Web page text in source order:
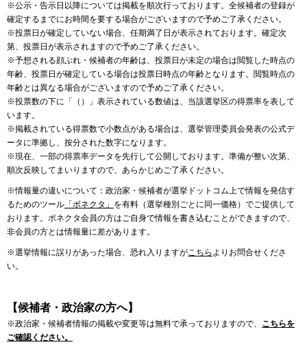
※公示・告示日以降については掲載を順次行っております。全候補者の登録が
確定するまでにお時間を要する場合がございますので予めご了承ください。
※投票日が確定していない場合、任期満了日が表示されております。確定次
第、投票日が表示されますので予めご了承ください。
※予想される顔ぶれ・候補者の年齢は、投票日が未定の場合は閲覧した時点の
年齢、投票日が確定している場合は投票日時点の年齢となります。閲覧時点の
年齢とは異なる場合がございますので予めご了承ください。
※投票数の下に「（）」表示されている数値は、当該選挙区の得票率を表して
います。
※掲載されている得票数で小数点がある場合は、選挙管理委員会発表の公式デ
ータに準拠し、按分された数字になります。
※現在、一部の得票率データを先行して公開しております。準備が整い次第、
順次反映してまいりますので、あらかじめご了承ください。
※情報量の違いについて：政治家・候補者が選挙ドットコム上で情報を発信す
るためのツール 「ボネクタ」 を有料（選挙種別ごとに同一価格）でご提供して
おります。ボネクタ会員の方はご自身で情報を書き込むことができますので、
非会員の方とは情報量に差があります。
※選挙情報に誤りがあった場合、恐れ入りますがこちら よりお問合せくださ
い。
【候補者・政治家の方へ】
※政治家・候補者情報の掲載や変更等は無料で承っておりますので、 こちらを
ご確認ください。